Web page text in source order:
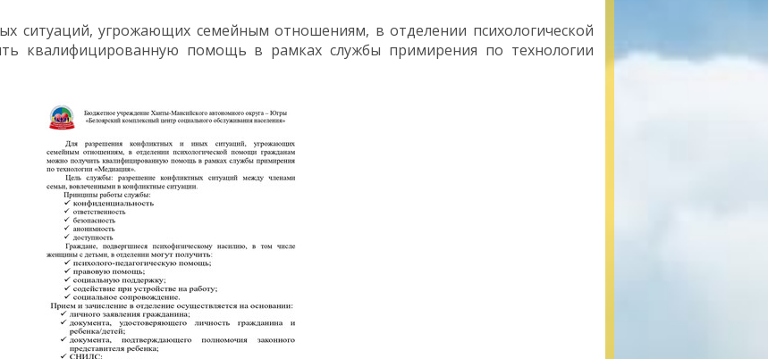
ситуаций, угрожающих семейным отношениям, в отделении психологической
квалифицированную помощь в рамках службы примирения по технологии